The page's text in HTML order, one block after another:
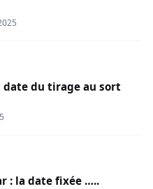
date du tirage au sort
: la date fixée …..